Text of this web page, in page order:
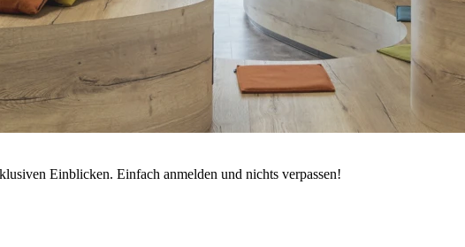
Einblicken. Einfach anmelden und nichts verpassen!